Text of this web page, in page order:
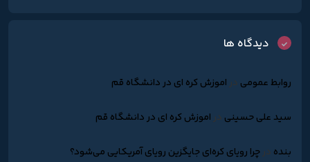
دیدگاه ها
روابط عمومی دراموزش کره ای در دانشگاه قم
سید علی حسینی دراموزش کره ای در دانشگاه قم
بنده درچرا رویای کره‌ای جایگزین رویای آمریکایی می‌شود؟